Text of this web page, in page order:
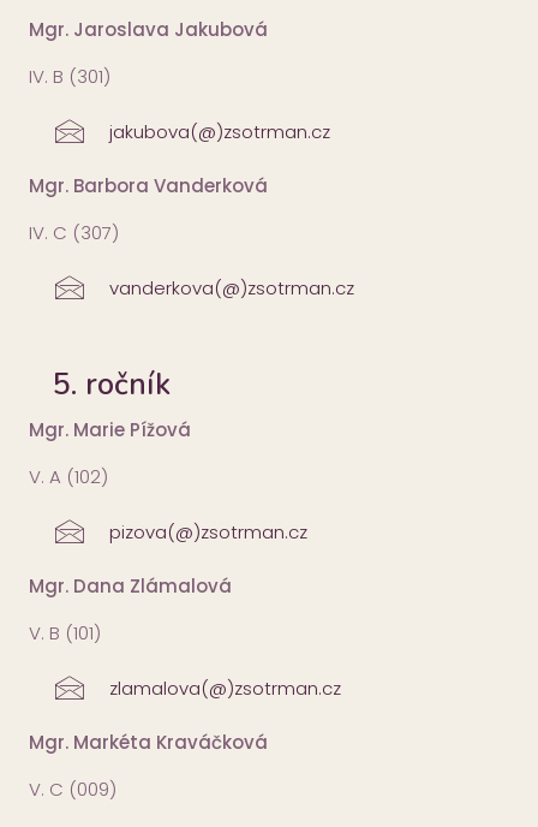
Mgr. Jaroslava Jakubová
IV. B (301)
jakubova(@)zsotrman.cz
Mgr. Barbora Vanderková
IV. C (307)
vanderkova(@)zsotrman.cz
5. ročník
Mgr. Marie Pížová
V. A (102)
pizova(@)zsotrman.cz
Mgr. Dana Zlámalová
V. B (101)
zlamalova(@)zsotrman.cz
Mgr. Markéta Kraváčková
V. C (009)